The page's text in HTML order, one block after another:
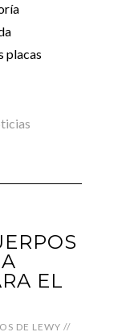
placas
EL
DE LEWY //